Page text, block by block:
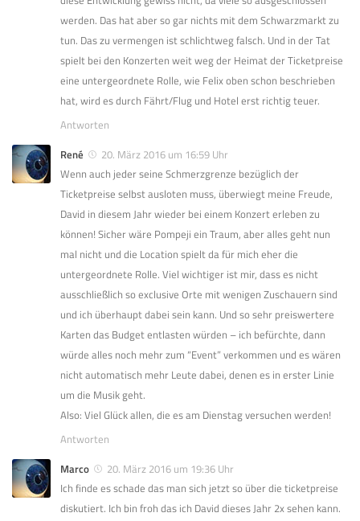
werden. Das hat aber so gar nichts mit dem Schwarzmarkt zu
tun. Das zu vermengen ist schlichtweg falsch. Und in der Tat
spielt bei den Konzerten weit weg der Heimat der Ticketpreise
eine untergeordnete Rolle, wie Felix oben schon beschrieben
hat, wird es durch Fährt/Flug und Hotel erst richtig teuer.
Antworten
René
20. März 2016 um 16:59 Uhr
Wenn auch jeder seine Schmerzgrenze bezüglich der
Ticketpreise selbst ausloten muss, überwiegt meine Freude,
David in diesem Jahr wieder bei einem Konzert erleben zu
können! Sicher wäre Pompeji ein Traum, aber alles geht nun
mal nicht und die Location spielt da für mich eher die
untergeordnete Rolle. Viel wichtiger ist mir, dass es nicht
ausschließlich so exclusive Orte mit wenigen Zuschauern sind
und ich überhaupt dabei sein kann. Und so sehr preiswertere
Karten das Budget entlasten würden – ich befürchte, dann
würde alles noch mehr zum “Event” verkommen und es wären
nicht automatisch mehr Leute dabei, denen es in erster Linie
um die Musik geht.
Also: Viel Glück allen, die es am Dienstag versuchen werden!
Antworten
Marco
20. März 2016 um 19:36 Uhr
Ich finde es schade das man sich jetzt so über die ticketpreise
diskutiert. Ich bin froh das ich David dieses Jahr 2x sehen kann.